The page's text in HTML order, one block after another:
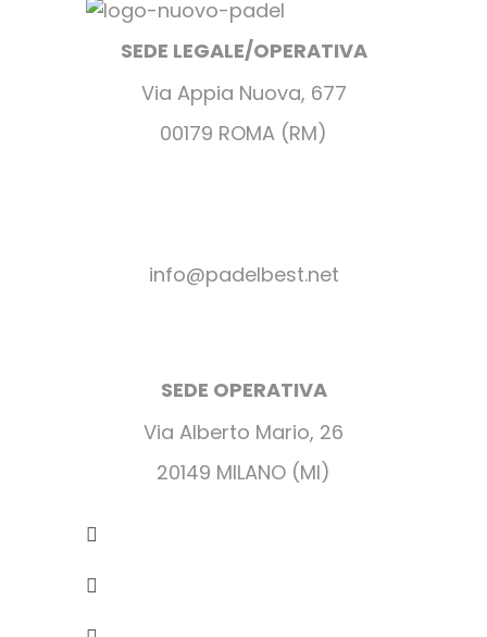
SEDE LEGALE/OPERATIVA
Via Appia Nuova, 677
00179 ROMA (RM)
info@padelbest.net
SEDE OPERATIVA
Via Alberto Mario, 26
20149 MILANO (MI)